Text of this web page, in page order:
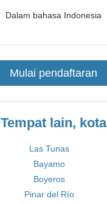
Dalam bahasa Indonesia
Mulai pendaftaran
Tempat lain, kota
Las Tunas
Bayamo
Boyeros
Pinar del Río